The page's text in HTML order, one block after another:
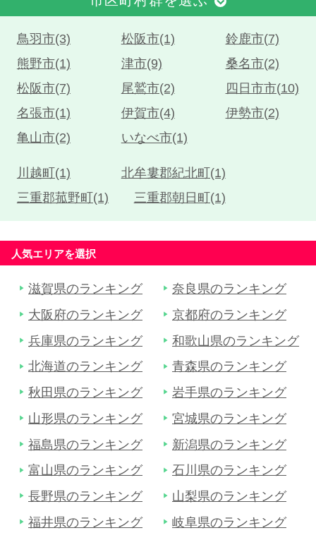
鳥羽市(3) 松阪市(1)
鈴鹿市(7)
熊野市(1)
津市(9)
桑名市(2)
松阪市(7)
尾鷲市(2)
四日市市(10)
名張市(1)
伊賀市(4)
伊勢市(2)
亀山市(2)
いなべ市(1)
川越町(1)
北牟婁郡紀北町(1)
三重郡菰野町(1)
三重郡朝日町(1)
人気エリアを選択
滋賀県のランキング
奈良県のランキング
大阪府のランキング
京都府のランキング
兵庫県のランキング
和歌山県のランキング
北海道のランキング
青森県のランキング
秋田県のランキング
岩手県のランキング
山形県のランキング
宮城県のランキング
福島県のランキング
新潟県のランキング
富山県のランキング
石川県のランキング
長野県のランキング
山梨県のランキング
福井県のランキング
岐阜県のランキング